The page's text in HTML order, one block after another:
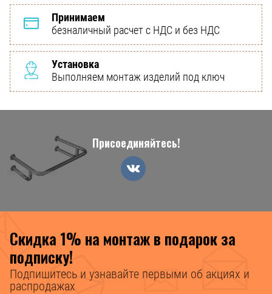
Принимаем
безналичный расчет с НДС и без НДС
Установка
Выполняем монтаж изделий под ключ
Присоединяйтесь!
Скидка 1% на монтаж в подарок за
подписку!
Подпишитесь и узнавайте первыми об акциях и
распродажах